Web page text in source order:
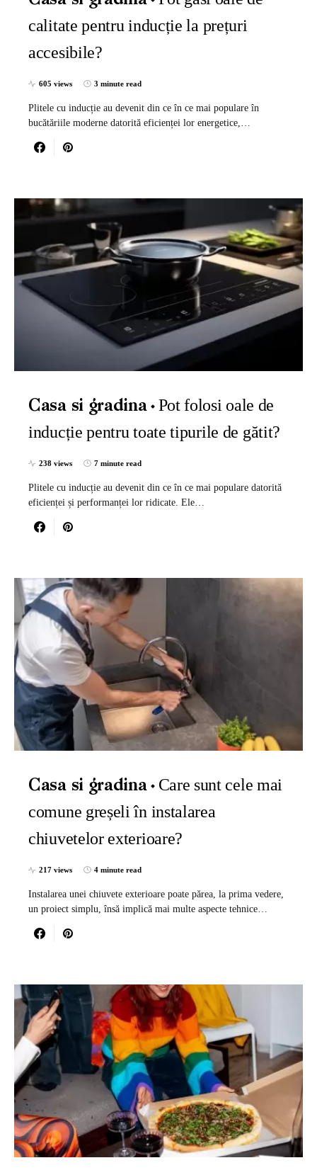
calitate pentru inducție la prețuri
accesibile?
605 views 3 minute read
Plitele cu inducție au devenit din ce în ce mai populare în
bucătăriile moderne datorită eficienței lor energetice,…
Casa si gradina
Pot folosi oale de
inducție pentru toate tipurile de gătit?
238 views 7 minute read
Plitele cu inducție au devenit din ce în ce mai populare datorită
eficienței și performanței lor ridicate. Ele…
Casa si gradina
Care sunt cele mai
comune greșeli în instalarea
chiuvetelor exterioare?
217 views 4 minute read
Instalarea unei chiuvete exterioare poate părea, la prima vedere,
un proiect simplu, însă implică mai multe aspecte tehnice…